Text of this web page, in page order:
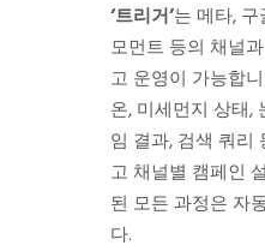
‘트리거’는 메타, 구
모먼트 등의 채널
고 운영이 가능합
온, 미세먼지 상태,
임 결과, 검색 쿼리
고 채널별 캠페인
된 모든 과정은 자
다.